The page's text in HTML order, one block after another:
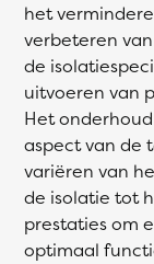
het
verbeteren
de
uitvoeren van
Het
aspect van de
variëren van
de isolatie tot
prestaties om
optimaal